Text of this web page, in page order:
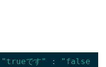
"trueです" :
"falseで